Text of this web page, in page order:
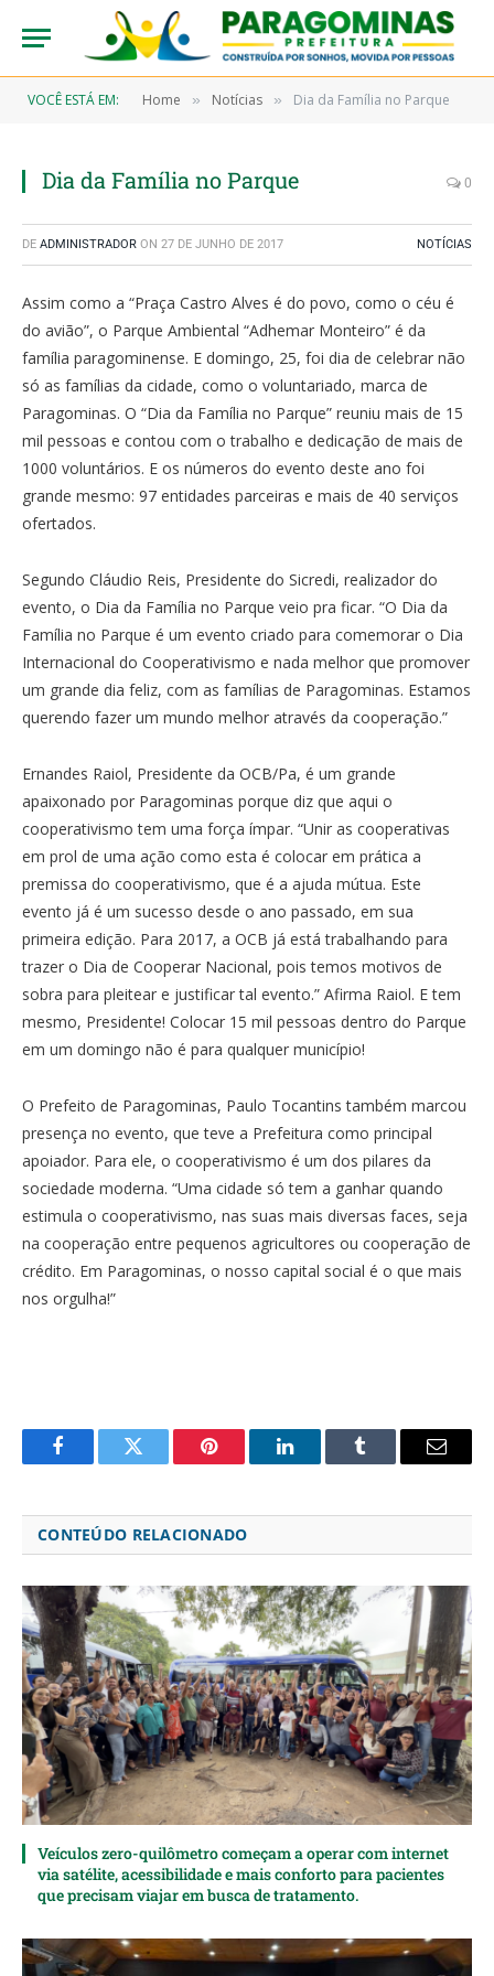
VOCÊ ESTÁ EM: Home » Notícias » Dia da Família no Parque
Dia da Família no Parque 0
DE ADMINISTRADOR ON 27 DE JUNHO DE 2017 NOTÍCIAS
Assim como a “Praça Castro Alves é do povo, como o céu é
do avião”, o Parque Ambiental “Adhemar Monteiro” é da
família paragominense. E domingo, 25, foi dia de celebrar não
só as famílias da cidade, como o voluntariado, marca de
Paragominas. O “Dia da Família no Parque” reuniu mais de 15
mil pessoas e contou com o trabalho e dedicação de mais de
1000 voluntários. E os números do evento deste ano foi
grande mesmo: 97 entidades parceiras e mais de 40 serviços
ofertados.
Segundo Cláudio Reis, Presidente do Sicredi, realizador do
evento, o Dia da Família no Parque veio pra ficar. “O Dia da
Família no Parque é um evento criado para comemorar o Dia
Internacional do Cooperativismo e nada melhor que promover
um grande dia feliz, com as famílias de Paragominas. Estamos
querendo fazer um mundo melhor através da cooperação.”
Ernandes Raiol, Presidente da OCB/Pa, é um grande
apaixonado por Paragominas porque diz que aqui o
cooperativismo tem uma força ímpar. “Unir as cooperativas
em prol de uma ação como esta é colocar em prática a
premissa do cooperativismo, que é a ajuda mútua. Este
evento já é um sucesso desde o ano passado, em sua
primeira edição. Para 2017, a OCB já está trabalhando para
trazer o Dia de Cooperar Nacional, pois temos motivos de
sobra para pleitear e justificar tal evento.” Afirma Raiol. E tem
mesmo, Presidente! Colocar 15 mil pessoas dentro do Parque
em um domingo não é para qualquer município!
O Prefeito de Paragominas, Paulo Tocantins também marcou
presença no evento, que teve a Prefeitura como principal
apoiador. Para ele, o cooperativismo é um dos pilares da
sociedade moderna. “Uma cidade só tem a ganhar quando
estimula o cooperativismo, nas suas mais diversas faces, seja
na cooperação entre pequenos agricultores ou cooperação de
crédito. Em Paragominas, o nosso capital social é o que mais
nos orgulha!”
FacebookTwitter Pinterest LinkedInTumblr Email
CONTEÚDO RELACIONADO
Veículos zero-quilômetro começam a operar com internet
via satélite, acessibilidade e mais conforto para pacientes
que precisam viajar em busca de tratamento.